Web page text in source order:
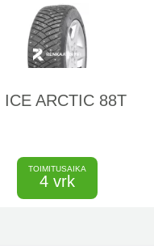
ARCTIC 88T
TOIMITUSAIKA
4 vrk